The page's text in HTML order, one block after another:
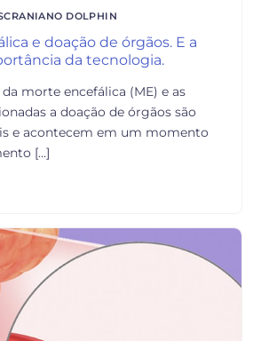
DOLPHIN
e doação de órgãos. E a
da tecnologia.
morte encefálica (ME) e as
a doação de órgãos são
e acontecem em um momento
[…]